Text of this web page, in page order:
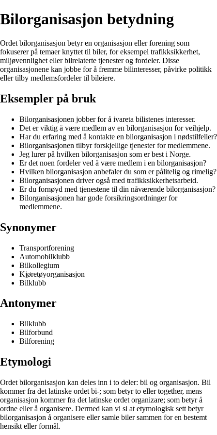
Bilorganisasjon betydning
Ordet bilorganisasjon betyr en organisasjon eller forening som
fokuserer på temaer knyttet til biler, for eksempel trafikksikkerhet,
miljøvennlighet eller bilrelaterte tjenester og fordeler. Disse
organisasjonene kan jobbe for å fremme bilinteresser, påvirke politikk
eller tilby medlemsfordeler til bileiere.
Eksempler på bruk
Bilorganisasjonen jobber for å ivareta bilistenes interesser.
Det er viktig å være medlem av en bilorganisasjon for veihjelp.
Har du erfaring med å kontakte en bilorganisasjon i nødstilfeller?
Bilorganisasjonen tilbyr forskjellige tjenester for medlemmene.
Jeg lurer på hvilken bilorganisasjon som er best i Norge.
Er det noen fordeler ved å være medlem i en bilorganisasjon?
Hvilken bilorganisasjon anbefaler du som er pålitelig og rimelig?
Bilorganisasjonen driver også med trafikksikkerhetsarbeid.
Er du fornøyd med tjenestene til din nåværende bilorganisasjon?
Bilorganisasjonen har gode forsikringsordninger for
medlemmene.
Synonymer
Transportforening
Automobilklubb
Bilkollegium
Kjøretøyorganisasjon
Bilklubb
Antonymer
Bilklubb
Bilforbund
Bilforening
Etymologi
Ordet bilorganisasjon kan deles inn i to deler: bil og organisasjon. Bil
kommer fra det latinske ordet bi-; som betyr to eller together, mens
organisasjon kommer fra det latinske ordet organizare; som betyr å
ordne eller å organisere. Dermed kan vi si at etymologisk sett betyr
bilorganisasjon å organisere eller samle biler sammen for en bestemt
hensikt eller formål.